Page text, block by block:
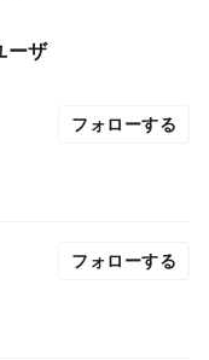
ーザ
フォローする
フォローする